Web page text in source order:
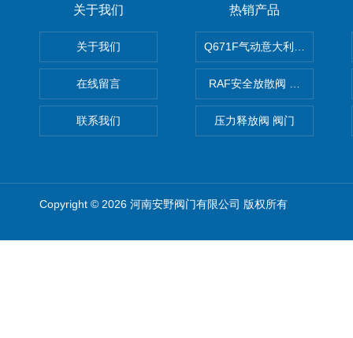
关于我们
关于我们
在线留言
联系我们
热销产品
Q671F气动意大利式薄型球阀
RAF安全放散阀 阀生产
压力释放阀 阀门
Copyright © 2026 河南安野阀门有限公司 版权所有